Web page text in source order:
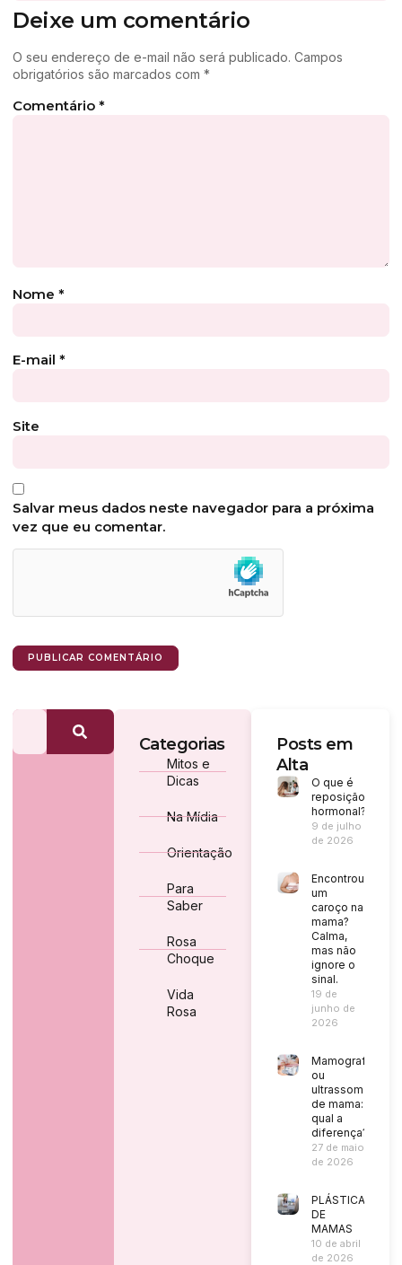
Deixe um comentário
O seu endereço de e-mail não será publicado. Campos
obrigatórios são marcados com *
Comentário *
Nome *
E-mail *
Site
Salvar meus dados neste navegador para a próxima
vez que eu comentar.
Categorias
Mitos e
Dicas
Na Mídia
Orientação
Para
Saber
Rosa
Choque
Vida
Rosa
Posts em
Alta
O que é
reposição
hormonal?
9 de julho
de 2026
Encontrou
um
caroço na
mama?
Calma,
mas não
ignore o
sinal.
19 de
junho de
2026
Mamografia
ou
ultrassom
de mama:
qual a
diferença?
27 de maio
de 2026
PLÁSTICA
DE
MAMAS
10 de abril
de 2026